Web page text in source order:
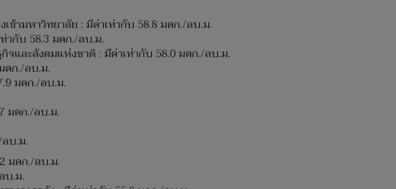
ข้ามหาวิทยาลัย : มีค่าเท่ากับ 58.8 มคก./ลบ.ม.
ากับ 58.3 มคก./ลบ.ม.
และสังคมแห่งชาติ : มีค่าเท่ากับ 58.0 มคก./ลบ.ม.
คก./ลบ.ม.
มคก./ลบ.ม.
มคก./ลบ.ม.
บ.ม.
มคก./ลบ.ม.
บ.ม.